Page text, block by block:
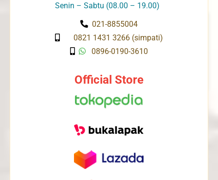
Senin – Sabtu (08.00 – 19.00)
021-8855004
0821 1431 3266 (simpati)
0896-0190-3610
Official Store